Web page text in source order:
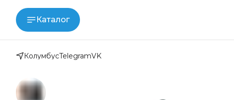
Каталог
КолумбусTelegramVK